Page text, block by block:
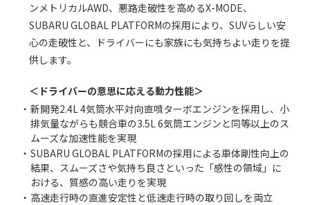
ンメトリカルAWD、悪路走破性を高めるX-MODE、
SUBARU GLOBAL PLATFORMの採用により、SUVらしい安
心の走破性と、ドライバーにも家族にも気持ちよい走りを提
供します。
＜ドライバーの意思に応える動力性能＞
・ 新開発2.4L 4気筒水平対向直噴ターボエンジンを採用し、小
排気量ながらも競合車の3.5L 6気筒エンジンと同等以上のス
ムーズな加速性能を実現
・ SUBARU GLOBAL PLATFORMの採用による車体剛性向上の
結果、スムーズさや気持ち良さといった「感性の領域」に
おける、質感の高い走りを実現
・ 高速走行時の直進安定性と低速走行時の取り回しを両立